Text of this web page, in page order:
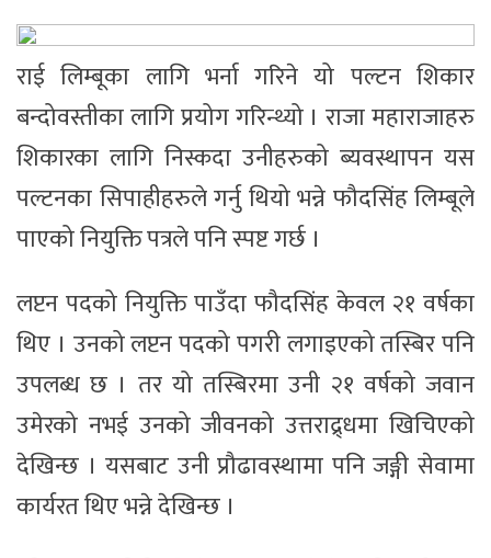
राई लिम्बूका लागि भर्ना गरिने यो पल्टन शिकार
बन्दोवस्तीका लागि प्रयोग गरिन्थ्यो । राजा महाराजाहरु
शिकारका लागि निस्कदा उनीहरुको ब्यवस्थापन यस
पल्टनका सिपाहीहरुले गर्नु थियो भन्ने फौदसिंह लिम्बूले
पाएको नियुक्ति पत्रले पनि स्पष्ट गर्छ ।
लप्टन पदको नियुक्ति पाउँदा फौदसिंह केवल २१ वर्षका
थिए । उनको लप्टन पदको पगरी लगाइएको तस्बिर पनि
उपलब्ध छ । तर यो तस्बिरमा उनी २१ वर्षको जवान
उमेरको नभई उनको जीवनको उत्तराद्र्धमा खिचिएको
देखिन्छ । यसबाट उनी प्रौढावस्थामा पनि जङ्गी सेवामा
कार्यरत थिए भन्ने देखिन्छ ।